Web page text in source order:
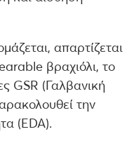
απαρτίζεται
βραχιόλι, το
GSR (Γαλβανική
την
(EDA).